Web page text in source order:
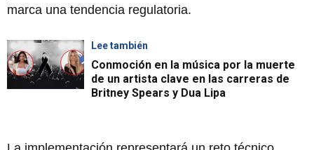
marca una tendencia regulatoria.
Lee también
Conmoción en la música por la muerte
de un artista clave en las carreras de
Britney Spears y Dua Lipa